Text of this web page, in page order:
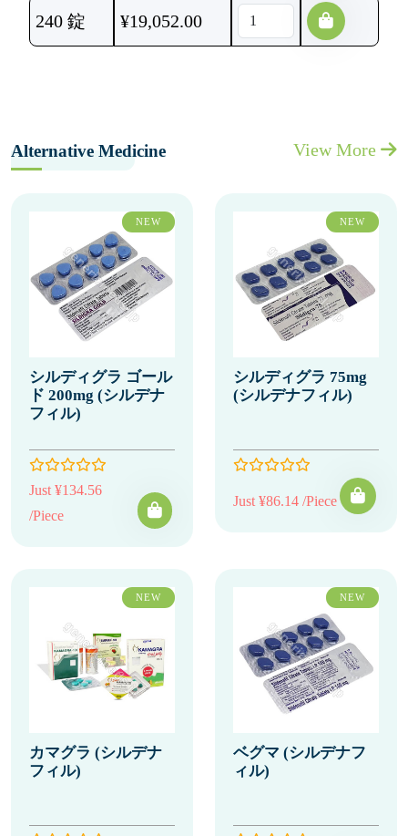
240 錠 ¥19,052.00
Alternative Medicine View More
NEW
シルディグラ ゴール
ド 200mg (シルデナ
フィル)
Just ¥134.56
/Piece
NEW
シルディグラ 75mg
(シルデナフィル)
Just ¥86.14 /Piece
NEW
カマグラ (シルデナ
フィル)
NEW
ベグマ (シルデナフ
ィル)